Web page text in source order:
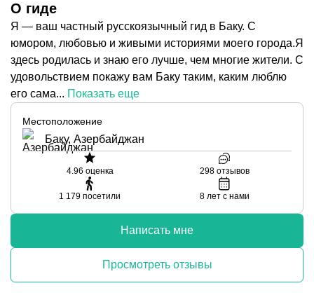
О гиде
Я — ваш частный русскоязычный гид в Баку. С
юмором, любовью и живыми историями моего города. ​ Я
здесь родилась и знаю его лучше, чем многие жители. С
удовольствием покажу вам Баку таким, каким люблю
его сама... Показать еще
Местоположение
Баку, Азербайджан
4.96 оценка 298 отзывов
1 179 посетили 8 лет с нами
Написать мне
Просмотреть отзывы